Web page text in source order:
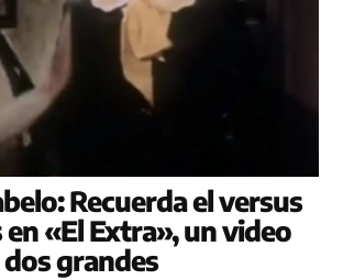
Recuerda el versus
«El Extra», un video
grandes